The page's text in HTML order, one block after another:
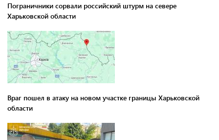
Пограничники сорвали российский штурм на севере
Харьковской области
Враг пошел в атаку на новом участке границы Харьковской
области